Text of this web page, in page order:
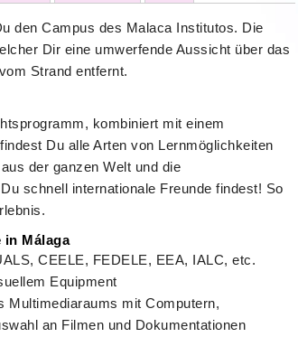
den Campus des Malaca Institutos. Die
Dir eine umwerfende Aussicht über das
Strand entfernt.
kombiniert mit einem
Du alle Arten von Lernmöglichkeiten
der ganzen Welt und die
schnell internationale Freunde findest! So
Málaga
CEELE, FEDELE, EEA, IALC, etc.
Equipment
Multimediaraums mit Computern,
an Filmen und Dokumentationen